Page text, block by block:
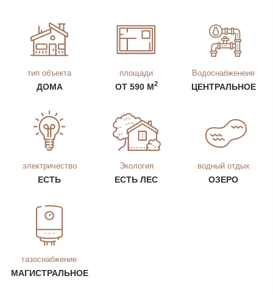
тип объекта
ДОМА
площади
ОТ 590 М2
Водоснабженеие
ЦЕНТРАЛЬНОЕ
электричество
ЕСТЬ
Экология
ЕСТЬ ЛЕС
водный отдых
ОЗЕРО
газоснабжение
МАГИСТРАЛЬНОЕ